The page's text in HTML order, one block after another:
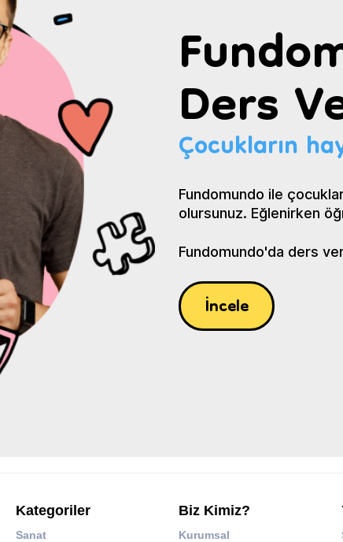
Ders
Çocukların
Fundomundo ile
olursunuz. Eğlenirken
Fundomundo'da ders
İncele
Kategoriler
Sanat
Biz Kimiz?
Kurumsal